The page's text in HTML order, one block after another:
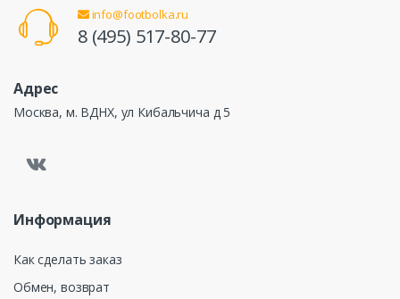
info@footbolka.ru
8 (495) 517-80-77
Адрес
Москва, м. ВДНХ, ул Кибальчича д 5
Информация
Как сделать заказ
Обмен, возврат